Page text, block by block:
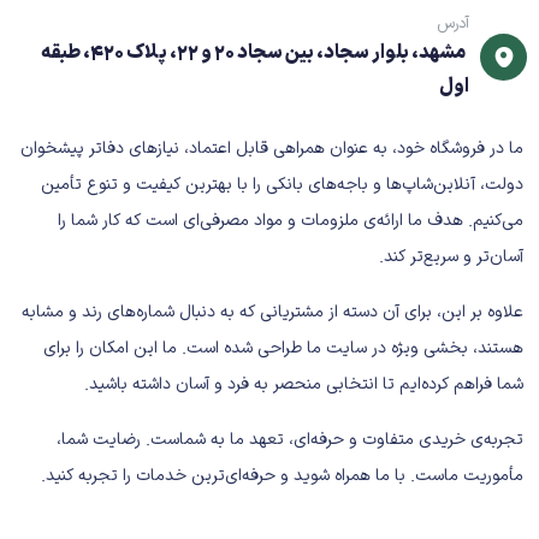
مشخصات فنی کلیدی
نوع محصول: کاغذ تحریر
سایز: A4
گرماژ: (معمولاً 70، 75 یا 80 گرم – بسته به مدل)
رنگ: سفید
کاربرد: چاپ، کپی و نوشتار
وضعیت کالا: نو
برند متفاوت باشد.
مزایای کاغذ A4
✔ استاندارد جهانی و پرکاربرد
✔ سازگار با تمام دستگاه‌های چاپ
آدرس
مشهد، بلوار سجاد، بین سجاد 20 و 22، پلاک 420، طبقه
اول
ما در فروشگاه خود، به عنوان همراهی قابل اعتماد، نیازهای دفاتر پیشخوان
دولت، آنلاین‌شاپ‌ها و باجه‌های بانکی را با بهترین کیفیت و تنوع تأمین
می‌کنیم. هدف ما ارائه‌ی ملزومات و مواد مصرفی‌ای است که کار شما را
آسان‌تر و سریع‌تر کند.
علاوه بر این، برای آن دسته از مشتریانی که به دنبال شماره‌های رند و مشابه
هستند، بخشی ویژه در سایت ما طراحی شده است. ما این امکان را برای
شما فراهم کرده‌ایم تا انتخابی منحصر به فرد و آسان داشته باشید.
تجربه‌ی خریدی متفاوت و حرفه‌ای، تعهد ما به شماست. رضایت شما،
مأموریت ماست. با ما همراه شوید و حرفه‌ای‌ترین خدمات را تجربه کنید.